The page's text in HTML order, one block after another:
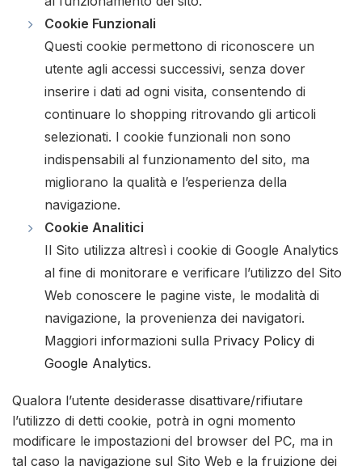
Cookie Funzionali
Questi cookie permettono di riconoscere un
utente agli accessi successivi, senza dover
inserire i dati ad ogni visita, consentendo di
continuare lo shopping ritrovando gli articoli
selezionati. I cookie funzionali non sono
indispensabili al funzionamento del sito, ma
migliorano la qualità e l’esperienza della
navigazione.
Cookie Analitici
Il Sito utilizza altresì i cookie di Google Analytics
al fine di monitorare e verificare l’utilizzo del Sito
Web conoscere le pagine viste, le modalità di
navigazione, la provenienza dei navigatori.
Maggiori informazioni sulla Privacy Policy di
Google Analytics.
Qualora l’utente desiderasse disattivare/rifiutare
l’utilizzo di detti cookie, potrà in ogni momento
modificare le impostazioni del browser del PC, ma in
tal caso la navigazione sul Sito Web e la fruizione dei